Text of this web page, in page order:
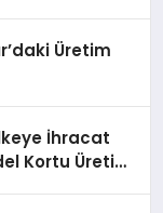
Üretim
İhracat
Kortu Üretim